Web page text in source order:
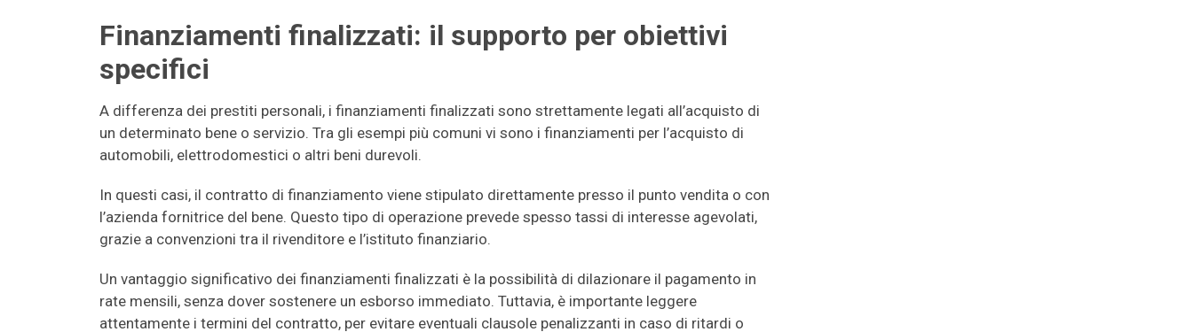
Finanziamenti finalizzati: il supporto per obiettivi
specifici
A differenza dei prestiti personali, i finanziamenti finalizzati sono strettamente legati all’acquisto di
un determinato bene o servizio. Tra gli esempi più comuni vi sono i finanziamenti per l’acquisto di
automobili, elettrodomestici o altri beni durevoli.
In questi casi, il contratto di finanziamento viene stipulato direttamente presso il punto vendita o con
l’azienda fornitrice del bene. Questo tipo di operazione prevede spesso tassi di interesse agevolati,
grazie a convenzioni tra il rivenditore e l’istituto finanziario.
Un vantaggio significativo dei finanziamenti finalizzati è la possibilità di dilazionare il pagamento in
rate mensili, senza dover sostenere un esborso immediato. Tuttavia, è importante leggere
attentamente i termini del contratto, per evitare eventuali clausole penalizzanti in caso di ritardi o